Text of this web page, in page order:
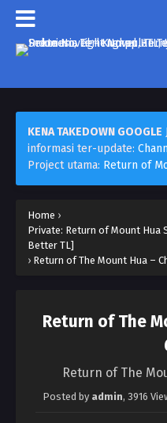
KENA TAKEDOWN GOOGLE
informasi ter-update:
Project utama: Return of
Home ›
Private: Return of Mount Hua
Better TL]
› Return of The Mount Hua –
Return of The
Return of The
Posted by admin, 3916